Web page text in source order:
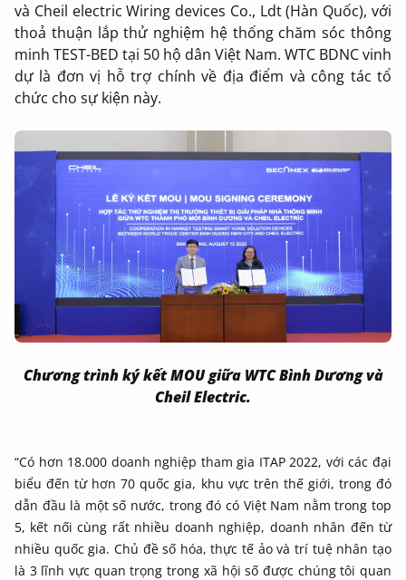
và Cheil electric Wiring devices Co., Ldt (Hàn Quốc), với
thoả thuận lắp thử nghiệm hệ thống chăm sóc thông
minh TEST-BED tại 50 hộ dân Việt Nam. WTC BDNC vinh
dự là đơn vị hỗ trợ chính về địa điểm và công tác tổ
chức cho sự kiện này.
Chương trình ký kết MOU giữa WTC Bình Dương và
Cheil Electric.
“Có hơn 18.000 doanh nghiệp tham gia ITAP 2022, với các đại
biểu đến từ hơn 70 quốc gia, khu vực trên thế giới, trong đó
dẫn đầu là một số nước, trong đó có Việt Nam nằm trong top
5, kết nối cùng rất nhiều doanh nghiệp, doanh nhân đến từ
nhiều quốc gia. Chủ đề số hóa, thực tế ảo và trí tuệ nhân tạo
là 3 lĩnh vực quan trọng trong xã hội số được chúng tôi quan